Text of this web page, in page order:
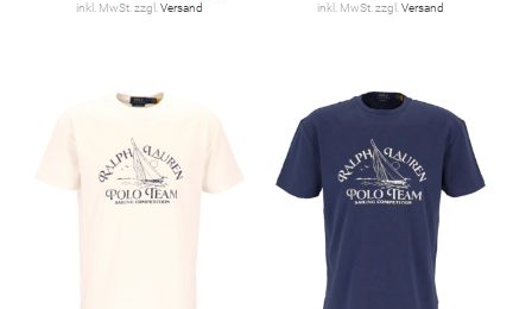
inkl. MwSt. zzgl.Versand inkl. MwSt. zzgl.Versand